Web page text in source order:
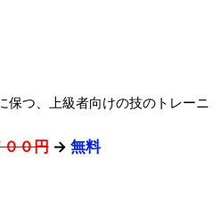
保つ、上級者向けの技のトレーニ
０円→ 無料